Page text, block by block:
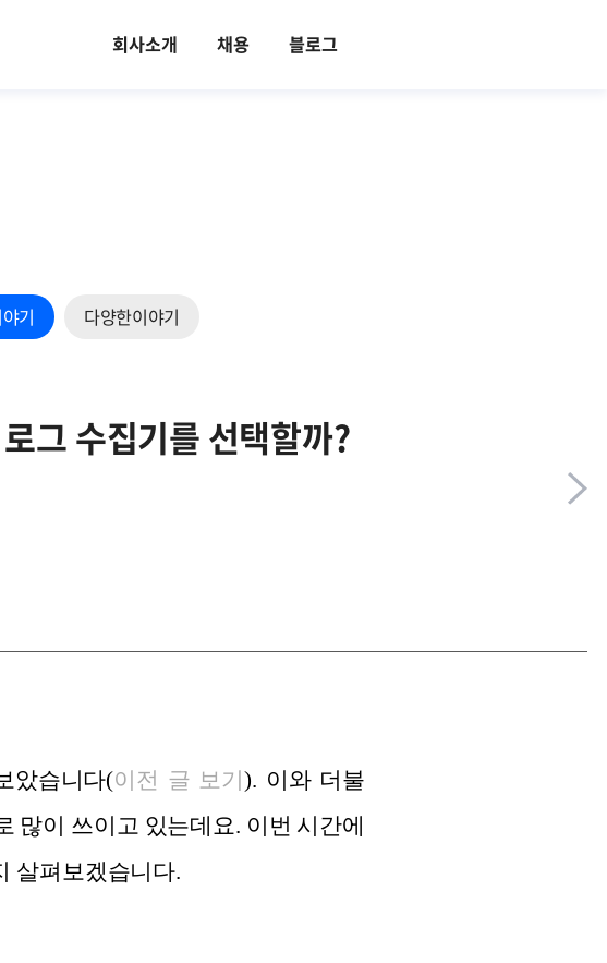
회사소개 채용 블로그
기 다양한이야기
수집기를 선택할까?
았습니다(이 전 글 보기). 이와 더불
많이 쓰이고 있는데요. 이번 시간에
살펴보겠습니다.